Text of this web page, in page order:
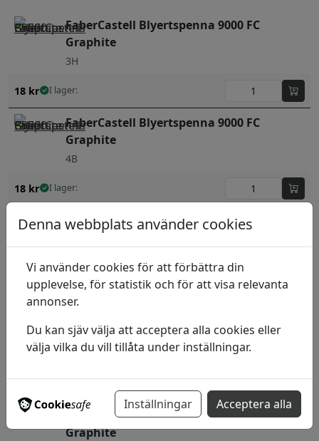
FaberCastell Blyertspenna 9000 FC
Graphite
3H
18 kr I lager:
FaberCastell Blyertspenna 9000 FC
Graphite
4B
18 kr I lager:
FaberCastell Blyertspenna 9000 FC
Graphite
18kr I lager:
Graphite
5B
18kr I lager:
FaberCastell Blyertspenna 9000 FC
Graphite
Denna webbplats använder cookies
Vi använder cookies för att förbättra din
upplevelse, för statistik och för att visa relevanta
annonser.
Du kan sjäv välja att acceptera alla cookies eller
välja vilka du vill tillåta under inställningar.
Inställningar Acceptera alla